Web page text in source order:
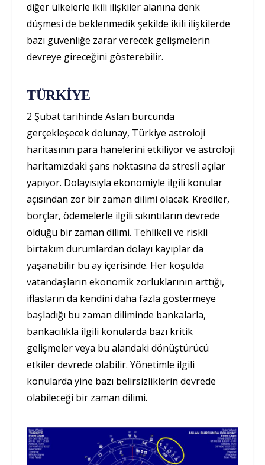
diğer ülkelerle ikili ilişkiler alanına denk
düşmesi de beklenmedik şekilde ikili ilişkilerde
bazı güvenliğe zarar verecek gelişmelerin
devreye gireceğini gösterebilir.
TÜRKİYE
2 Şubat tarihinde Aslan burcunda
gerçekleşecek dolunay, Türkiye astroloji
haritasının para hanelerini etkiliyor ve astroloji
haritamızdaki şans noktasına da stresli açılar
yapıyor. Dolayısıyla ekonomiyle ilgili konular
açısından zor bir zaman dilimi olacak. Krediler,
borçlar, ödemelerle ilgili sıkıntıların devrede
olduğu bir zaman dilimi. Tehlikeli ve riskli
birtakım durumlardan dolayı kayıplar da
yaşanabilir bu ay içerisinde. Her koşulda
vatandaşların ekonomik zorluklarının arttığı,
iflasların da kendini daha fazla göstermeye
başladığı bu zaman diliminde bankalarla,
bankacılıkla ilgili konularda bazı kritik
gelişmeler veya bu alandaki dönüştürücü
etkiler devrede olabilir. Yönetimle ilgili
konularda yine bazı belirsizliklerin devrede
olabileceği bir zaman dilimi.